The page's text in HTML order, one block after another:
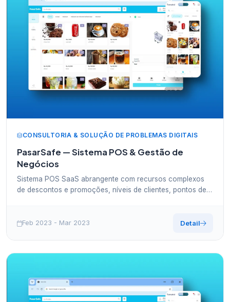
CONSULTORIA & SOLUÇÃO DE PROBLEMAS DIGITAIS
PasarSafe — Sistema POS & Gestão de
Negócios
Sistema POS SaaS abrangente com recursos complexos
de descontos e promoções, níveis de clientes, pontos de
Feb 2023 - Mar 2023 Detail